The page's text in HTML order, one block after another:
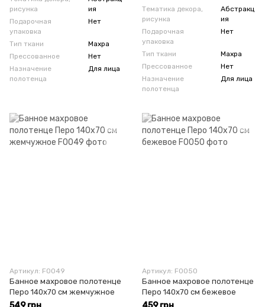
рисунка
ия
Подарочная
упаковка
Нет
Тип ткани
Махра
Прессованное
Нет
Назначение
полотенца
Для лица
Тематика декора,
рисунка
Абстракц
ия
Подарочная
упаковка
Нет
Тип ткани
Махра
Прессованное
Нет
Назначение
полотенца
Для лица
Артикул: F0049
Банное махровое полотенце
Перо 140х70 см жемчужное
Артикул: F0050
Банное махровое полотенце
Перо 140х70 см бежевое